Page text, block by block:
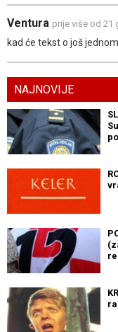
Ventura prije više od 21
kad će tekst o još
NAJNOVIJE